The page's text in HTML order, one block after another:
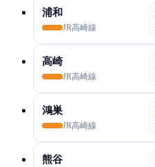
浦和
JR高崎線
高崎
JR高崎線
鴻巣
JR高崎線
熊谷